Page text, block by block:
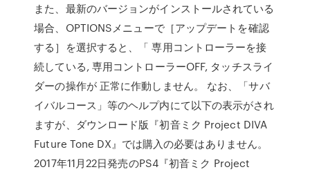
また、最新のバージョンがインストールされている
場合、OPTIONSメニューで［アップデートを確認
する］を選択すると、「 専用コントローラーを接
続している, 専用コントローラーOFF, タッチスライ
ダーの操作が 正常に作動しません。 なお、「サバ
イバルコース」等のヘルプ内にて以下の表示がされ
ますが、ダウンロード版『初音ミク Project DIVA
Future Tone DX』では購入の必要はありません。
2017年11月22日発売のPS4『初音ミク Project